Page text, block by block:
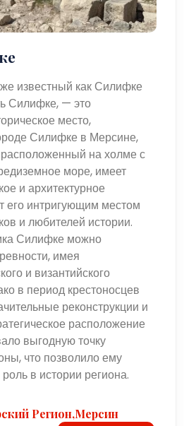
известный как Силифке
Силифке, — это
место,
Силифке в Мерсине,
на холме с
море, имеет
и архитектурное
его интригующим местом
и любителей истории.
Силифке можно
имея
и византийского
в период крестоносцев
реконструкции и
расположение
выгодную точку
что позволило ему
в истории региона.
Регион,Мерсин